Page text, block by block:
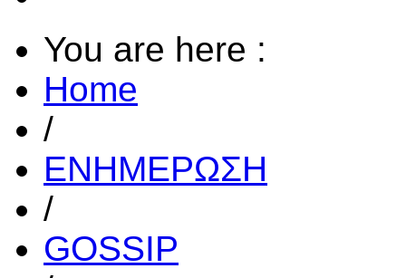
You are here :
Home
/
ΕΝΗΜΕΡΩΣΗ
/
GOSSIP